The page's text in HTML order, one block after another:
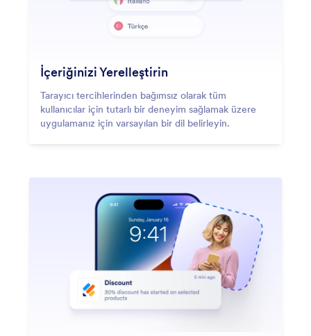
İçeriğinizi Yerelleştirin
Tarayıcı tercihlerinden bağımsız olarak tüm
kullanıcılar için tutarlı bir deneyim sağlamak üzere
uygulamanız için varsayılan bir dil belirleyin.